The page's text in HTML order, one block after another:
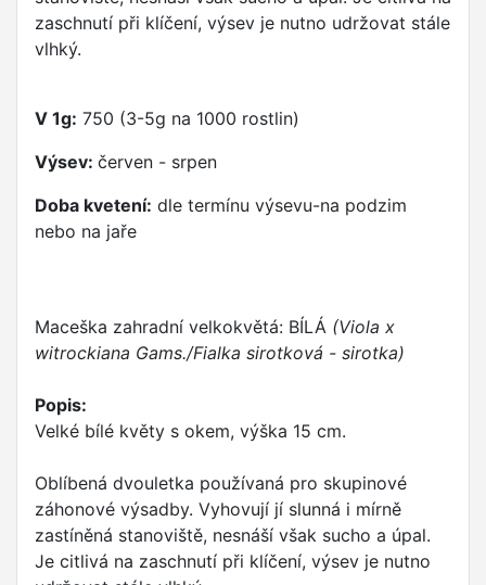
zaschnutí při klíčení, výsev je nutno udržovat stále
vlhký.
V 1g: 750 (3-5g na 1000 rostlin)
Výsev: červen - srpen
Doba kvetení: dle termínu výsevu-na podzim
nebo na jaře
Maceška zahradní velkokvětá: BÍLÁ (Viola x
witrockiana Gams./Fialka sirotková - sirotka)
Popis:
Velké bílé květy s okem, výška 15 cm.
Oblíbená dvouletka používaná pro skupinové
záhonové výsadby. Vyhovují jí slunná i mírně
zastíněná stanoviště, nesnáší však sucho a úpal.
Je citlivá na zaschnutí při klíčení, výsev je nutno